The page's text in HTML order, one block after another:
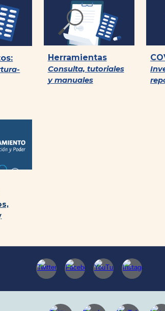
Herramientas
Consulta, tutoriales
y manuales